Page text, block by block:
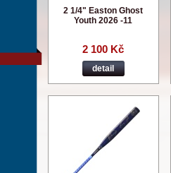
2 1/4" Easton Ghost
Youth 2026 -11
2 100 Kč
detail